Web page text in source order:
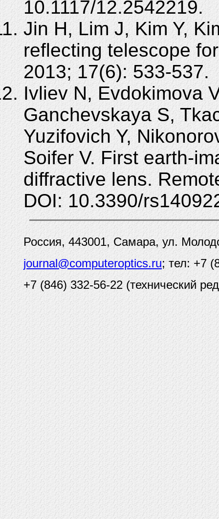
10.1117/12.2542219.
Jin H, Lim J, Kim Y,
reflecting telescope
2013; 17(6): 533-537.
Ivliev N, Evdokimova
Ganchevskaya S,
Yuzifovich Y,
Soifer V. First earth-
diffractive lens.
DOI: 10.3390/
Россия, 443001, Самара, ул.
journal@computeroptics.ru; тел: +7
+7 (846) 332-56-22 (технический